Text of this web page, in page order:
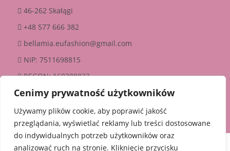
Cenimy prywatność użytkowników
Używamy plików cookie, aby poprawić jakość
przeglądania, wyświetlać reklamy lub treści dostosowane
do indywidualnych potrzeb użytkowników oraz
analizować ruch na stronie. Kliknięcie przycisku
46-262 Skałągi
+48 577 666 382
bellamia.eufashion@gmail.com
NIP: 7511698815
REGON: 160388833
Stworzone w ramachAtwi.pl